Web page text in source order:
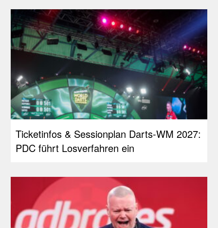
Ticketinfos & Sessionplan Darts-WM 2027:
PDC führt Losverfahren ein